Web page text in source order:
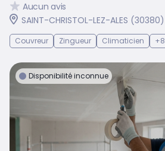
Aucun avis
SAINT-CHRISTOL-LEZ-ALES (30380)
Couvreur Zingueur Climaticien +8
Disponibilité inconnue